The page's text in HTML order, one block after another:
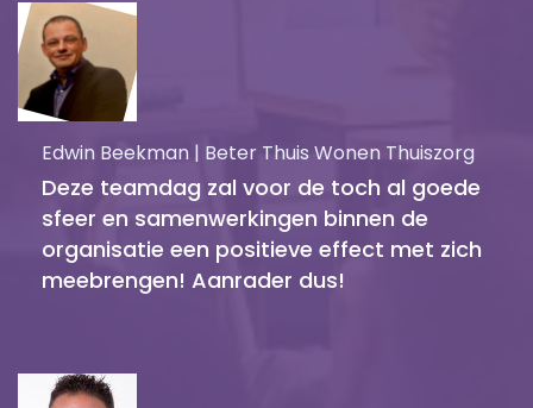
Edwin Beekman | Beter Thuis Wonen Thuiszorg
Deze teamdag zal voor de toch al goede
sfeer en samenwerkingen binnen de
organisatie een positieve effect met zich
meebrengen! Aanrader dus!